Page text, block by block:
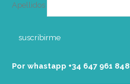
Apellidos
Por whastapp +34 ‭647 961 848‬